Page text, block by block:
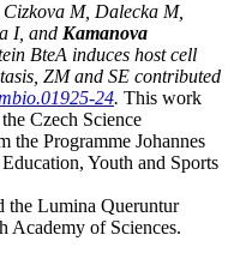
M, Dalecka M,
I, and Kamanova
BteA induces host cell
ZM and SE contributed
24. This work
Czech Science
the Programme Johannes
Youth and Sports
the Lumina Queruntur
Academy of Sciences.